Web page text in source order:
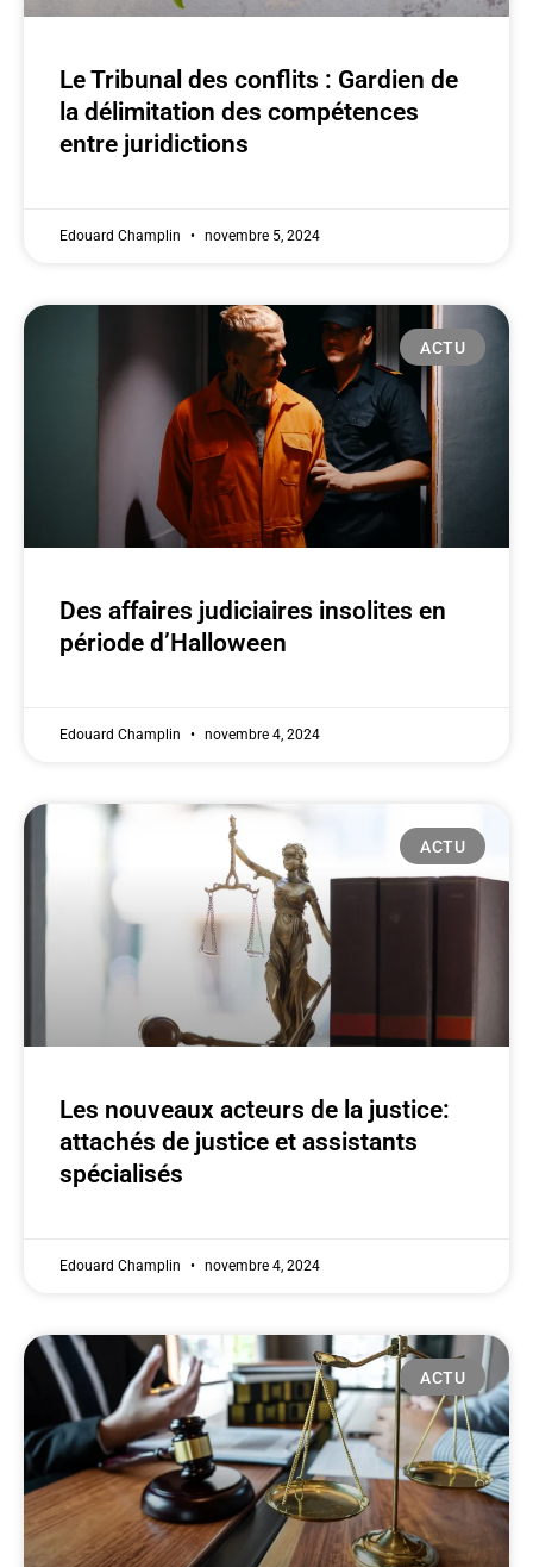
Le Tribunal des conflits : Gardien de
la délimitation des compétences
entre juridictions
Edouard Champlin novembre 5, 2024
ACTU
Des affaires judiciaires insolites en
période d’Halloween
Edouard Champlin novembre 4, 2024
ACTU
Les nouveaux acteurs de la justice:
attachés de justice et assistants
spécialisés
Edouard Champlin novembre 4, 2024
ACTU